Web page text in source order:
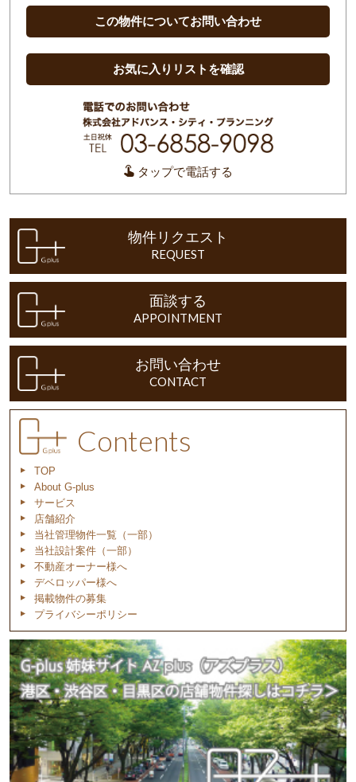
この物件についてお問い合わせ
お気に入りリストを確認
タップで電話する
物件リクエスト
REQUEST
面談する
APPOINTMENT
お問い合わせ
CONTACT
Contents
TOP
About G-plus
サービス
店舗紹介
当社管理物件一覧（一部）
当社設計案件（一部）
不動産オーナー様へ
デベロッパー様へ
掲載物件の募集
プライバシーポリシー